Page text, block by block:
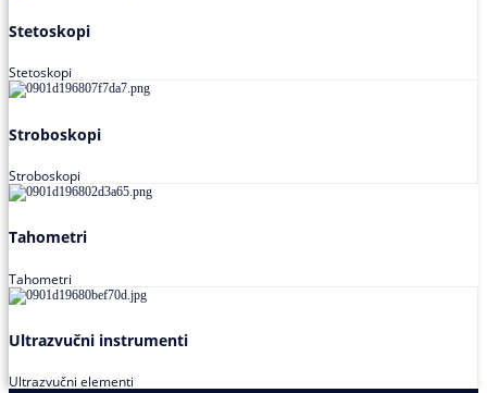
Stetoskopi
Stetoskopi
Stroboskopi
Stroboskopi
Tahometri
Tahometri
Ultrazvučni instrumenti
Ultrazvučni elementi